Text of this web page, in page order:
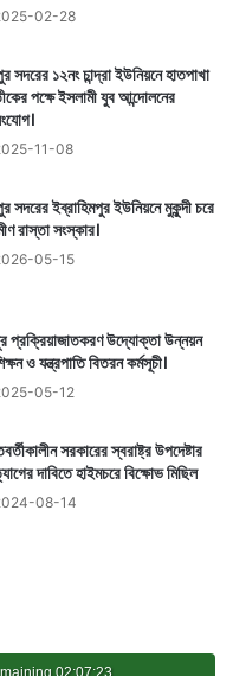
02-28
সদরের ১২নং চান্দ্রা ইউনিয়নে হাতপাখা
পক্ষে ইসলামী যুব আন্দোলনের
11-08
সদরের ইব্রাহিমপুর ইউনিয়নে মুকুন্দী চরে
রাস্তা সংস্কার।
05-15
উদ্যোক্তা উন্নয়ন
ও যন্ত্রপাতি বিতরন কর্মসূচী।
05-12
সরকারের স্বরাষ্ট্র উপদেষ্টার
দাবিতে হাইমচরে বিক্ষোভ মিছিল
08-14